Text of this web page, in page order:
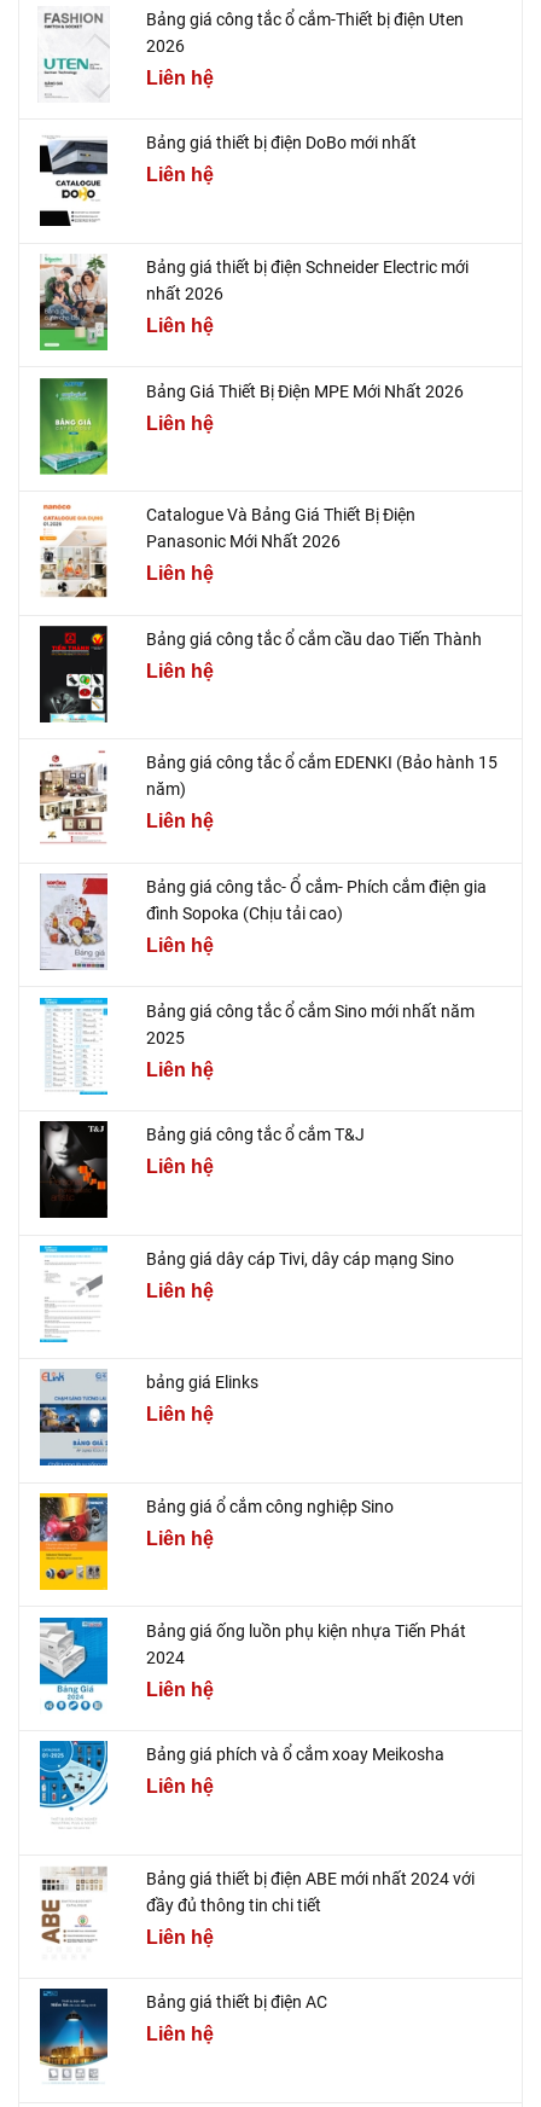
Bảng giá công tắc ổ cắm-Thiết bị điện Uten
2026
Liên hệ
Bảng giá thiết bị điện DoBo mới nhất
Liên hệ
Bảng giá thiết bị điện Schneider Electric mới
nhất 2026
Liên hệ
Bảng Giá Thiết Bị Điện MPE Mới Nhất 2026
Liên hệ
Catalogue Và Bảng Giá Thiết Bị Điện
Panasonic Mới Nhất 2026
Liên hệ
Bảng giá công tắc ổ cắm cầu dao Tiến Thành
Liên hệ
Bảng giá công tắc ổ cắm EDENKI (Bảo hành 15
năm)
Liên hệ
Bảng giá công tắc- Ổ cắm- Phích cắm điện gia
đình Sopoka (Chịu tải cao)
Liên hệ
Bảng giá công tắc ổ cắm Sino mới nhất năm
2025
Liên hệ
Bảng giá công tắc ổ cắm T&J
Liên hệ
Bảng giá dây cáp Tivi, dây cáp mạng Sino
Liên hệ
bảng giá Elinks
Liên hệ
Bảng giá ổ cắm công nghiệp Sino
Liên hệ
Bảng giá ống luồn phụ kiện nhựa Tiến Phát
2024
Liên hệ
Bảng giá phích và ổ cắm xoay Meikosha
Liên hệ
Bảng giá thiết bị điện ABE mới nhất 2024 với
đầy đủ thông tin chi tiết
Liên hệ
Bảng giá thiết bị điện AC
Liên hệ